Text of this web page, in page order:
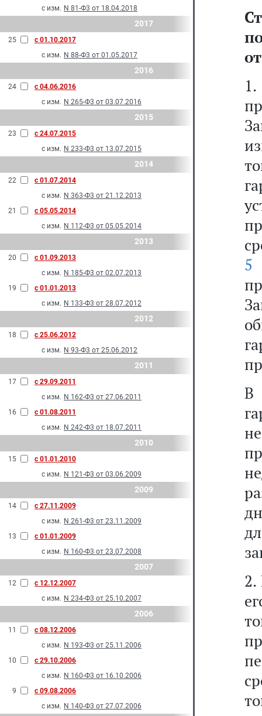
с изм. N 81-Ф3 от 18.04.2018
2017
25
с 01.10.2017
с изм. N 88-Ф3 от 01.05.2017
2016
24
с 04.06.2016
с изм. N 265-Ф3 от 03.07.2016
2015
23
с 24.07.2015
с изм. N 233-Ф3 от 13.07.2015
2014
22
с 01.07.2014
с изм. N 363-Ф3 от 21.12.2013
21
с 05.05.2014
с изм. N 112-Ф3 от 05.05.2014
2013
20
с 01.09.2013
с изм. N 185-Ф3 от 02.07.2013
19
с 01.01.2013
с изм. N 133-Ф3 от 28.07.2012
2012
18
с 25.06.2012
с изм. N 93-Ф3 от 25.06.2012
2011
17
с 29.09.2011
с изм. N 162-Ф3 от 27.06.2011
16
с 01.08.2011
с изм. N 242-Ф3 от 18.07.2011
2010
15
с 01.01.2010
с изм. N 121-Ф3 от 03.06.2009
2009
14
с 27.11.2009
с изм. N 261-Ф3 от 23.11.2009
13
с 01.01.2009
с изм. N 160-Ф3 от 23.07.2008
2007
12
с 12.12.2007
с изм. N 234-Ф3 от 25.10.2007
2006
11
с 08.12.2006
с изм. N 193-Ф3 от 25.11.2006
10
с 29.10.2006
с изм. N 160-Ф3 от 16.10.2006
9
с 09.08.2006
с изм. N 140-Ф3 от 27.07.2006
5
В
2.